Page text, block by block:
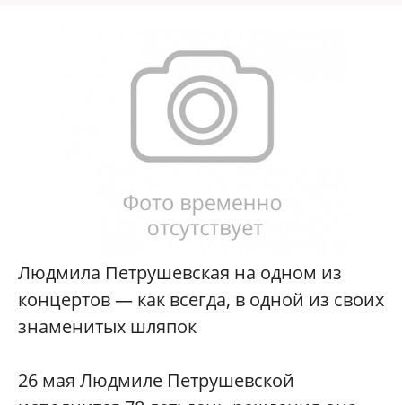
Людмила Петрушевская на одном из
концертов — как всегда, в одной из своих
знаменитых шляпок
26 мая Людмиле Петрушевской